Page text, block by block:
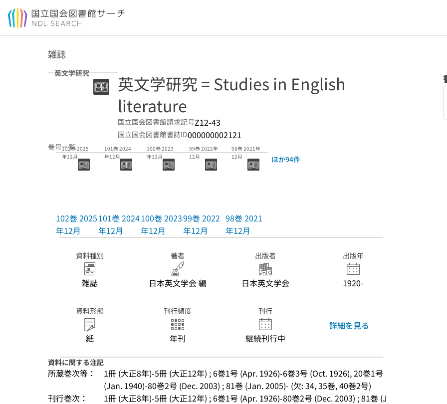
本文へ移動
雑誌
英文学研究
英文学研究 = Studies in English
literature
国立国会図書館請求記号Z12-43
国立国会図書館書誌ID000000002121
巻号一覧102巻 2025
年12月
102巻 2025
年12月
101巻 2024
年12月
101巻 2024
年12月
100巻 2023
年12月
100巻 2023
年12月
99巻 2022年
12月
99巻 2022
年12月
98巻 2021年
12月
98巻 2021
年12月
ほか94件
資料種別
雑誌
著者
日本英文学会 編
出版者
日本英文学会
出版年
1920-
資料形態
紙
刊行頻度
年刊
刊行
継続刊行中
詳細を見る
資料に関する注記
所蔵巻次等：
1冊 (大正8年)-5冊 (大正12年) ; 6巻1号 (Apr. 1926)-6巻3号 (Oct. 1926), 20巻1号
(Jan. 1940)-80巻2号 (Dec. 2003) ; 81巻 (Jan. 2005)- (欠: 34, 35巻, 40巻2号)
刊行巻次：
1冊 (大正8年)-5冊 (大正12年) ; 6巻1号 (Apr. 1926)-80巻2号 (Dec. 2003) ; 81巻 (J